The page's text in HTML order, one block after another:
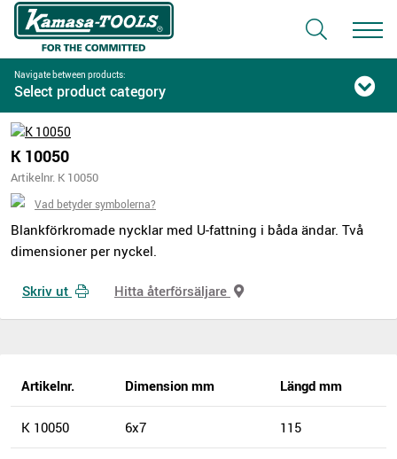
Navigate between products:
Select product category
K 10050
Artikelnr. K 10050
Vad betyder symbolerna?
Blankförkromade nycklar med U-fattning i båda ändar. Två
dimensioner per nyckel.
Skriv ut Hitta återförsäljare
Artikelnr. Dimension mm Längd mm
K 10050 6x7 115